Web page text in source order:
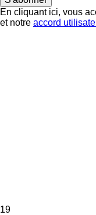
En cliquant ici, vous
et notre accord
19